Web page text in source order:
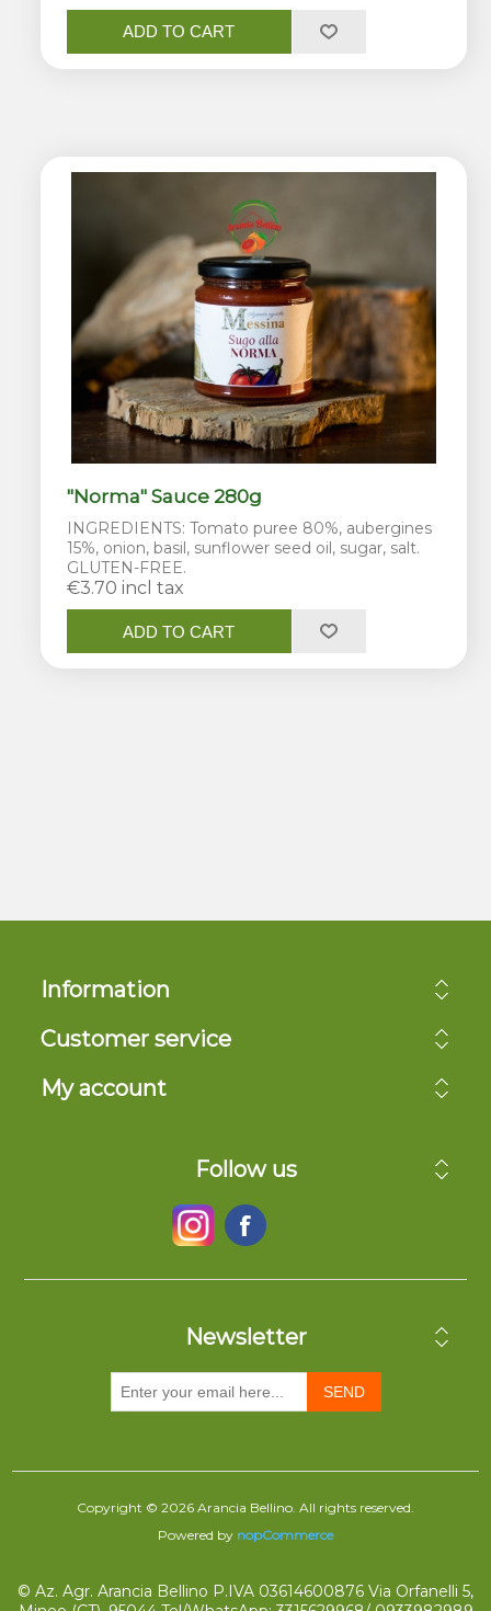
ADD TO CART
"Norma" Sauce 280g
INGREDIENTS: Tomato puree 80%, aubergines
15%, onion, basil, sunflower seed oil, sugar, salt.
GLUTEN-FREE.
€3.70 incl tax
ADD TO CART
Information
Customer service
My account
Follow us
Newsletter
SEND
Copyright © 2026 Arancia Bellino. All rights reserved.
Powered by nopCommerce
© Az. Agr. Arancia Bellino P.IVA 03614600876 Via Orfanelli 5,